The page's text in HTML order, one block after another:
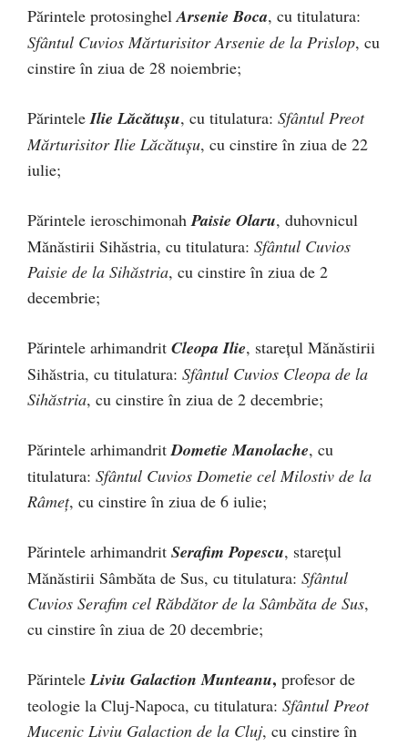
Părintele protosinghelArsenie Boca, cu titulatura:
Sfântul Cuvios Mărturisitor Arsenie de la Prislop, cu
cinstire în ziua de 28 noiembrie;
PărinteleIlie Lăcătușu, cu titulatura: Sfântul Preot
Mărturisitor Ilie Lăcătușu, cu cinstire în ziua de 22
iulie;
Părintele ieroschimonahPaisie Olaru, duhovnicul
Mănăstirii Sihăstria, cu titulatura: Sfântul Cuvios
Paisie de la Sihăstria, cu cinstire în ziua de 2
decembrie;
Părintele arhimandrit Cleopa Ilie, starețul Mănăstirii
Sihăstria, cu titulatura: Sfântul Cuvios Cleopa de la
Sihăstria, cu cinstire în ziua de 2 decembrie;
Părintele arhimandritDometie Manolache, cu
titulatura: Sfântul Cuvios Dometie cel Milostiv de la
Râmeț, cu cinstire în ziua de 6 iulie;
Părintele arhimandrit Serafim Popescu, starețul
Mănăstirii Sâmbăta de Sus, cu titulatura: Sfântul
Cuvios Serafim cel Răbdător de la Sâmbăta de Sus,
cu cinstire în ziua de 20 decembrie;
PărinteleLiviu Galaction Munteanu, profesor de
teologie la Cluj-Napoca, cu titulatura: Sfântul Preot
Mucenic Liviu Galaction de la Cluj, cu cinstire în